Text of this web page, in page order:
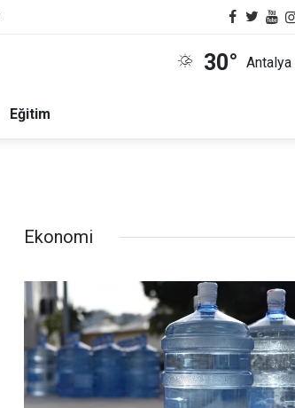
30° Antalya
Eğitim
Ekonomi